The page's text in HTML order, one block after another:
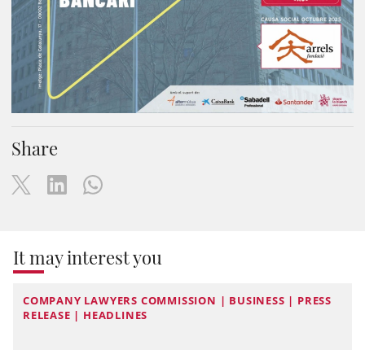
Share
It may interest you
COMPANY LAWYERS COMMISSION | BUSINESS | PRESS
RELEASE | HEADLINES